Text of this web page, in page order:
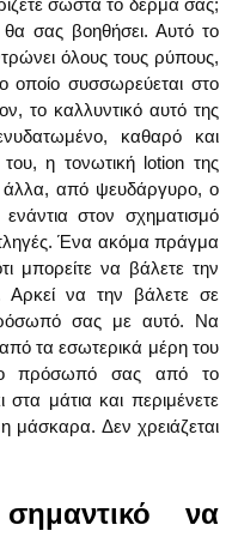
σωστά το δέρμα σας;
σας βοηθήσει. Αυτό το
όλους τους ρύπους,
οποίο συσσωρεύεται στο
το καλλυντικό αυτό της
καθαρό και
η τονωτική lotion της
άλλα, από ψευδάργυρο, ο
στον σχηματισμό
Ένα ακόμα πράγμα
μπορείτε να βάλετε την
Αρκεί να την βάλετε σε
σας με αυτό. Να
τα εσωτερικά μέρη του
πρόσωπό σας από το
μάτια και περιμένετε
μάσκαρα. Δεν χρειάζεται
να